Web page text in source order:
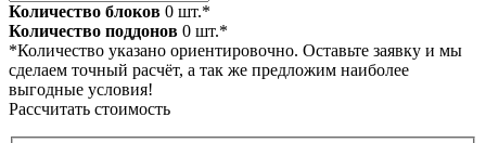
Количество блоков 0 шт.*
Количество поддонов 0 шт.*
*Количество указано ориентировочно. Оставьте заявку и мы
сделаем точный расчёт, а так же предложим наиболее
выгодные условия!
Рассчитать стоимость